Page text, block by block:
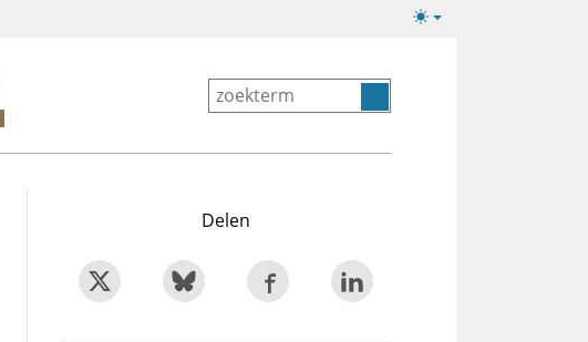
Lichte/donkere
Delen